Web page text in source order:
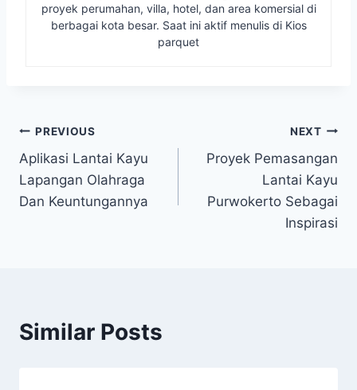
proyek perumahan, villa, hotel, dan area komersial di
berbagai kota besar. Saat ini aktif menulis di Kios
parquet
Navigasi
pos
PREVIOUS
Aplikasi Lantai Kayu
Lapangan Olahraga
Dan Keuntungannya
NEXT
Proyek Pemasangan
Lantai Kayu
Purwokerto Sebagai
Inspirasi
Similar Posts